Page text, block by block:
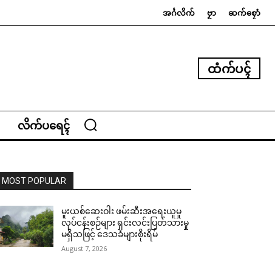
အၚ်္ဂလိက် ဗၟာ ဆက်စၠောံ
ထံက်ပၚ်
လိက်ပရေၚ်
MOST POPULAR
မူးယစ်ဆေးဝါး ဖမ်းဆီးအရေးယူမှု
လုပ်ငန်းစဉ်များ ရှင်းလင်းပြတ်သားမှု
မရှိသဖြင့် ဒေသခံများစိုးရိမ်
August 7, 2026